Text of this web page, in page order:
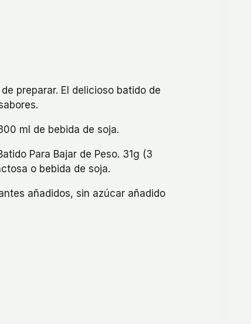
preparar. El delicioso batido de
ml de bebida de soja.
Para Bajar de Peso. 31g (3
o bebida de soja.
añadidos, sin azúcar añadido